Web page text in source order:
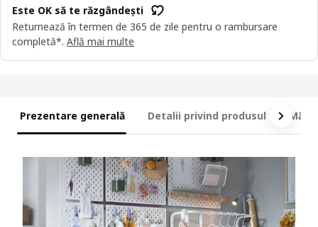
Este OK să te răzgândești
Returnează în termen de 365 de zile pentru o rambursare
completă*. Află mai multe
Prezentare generală Detalii privind produsul